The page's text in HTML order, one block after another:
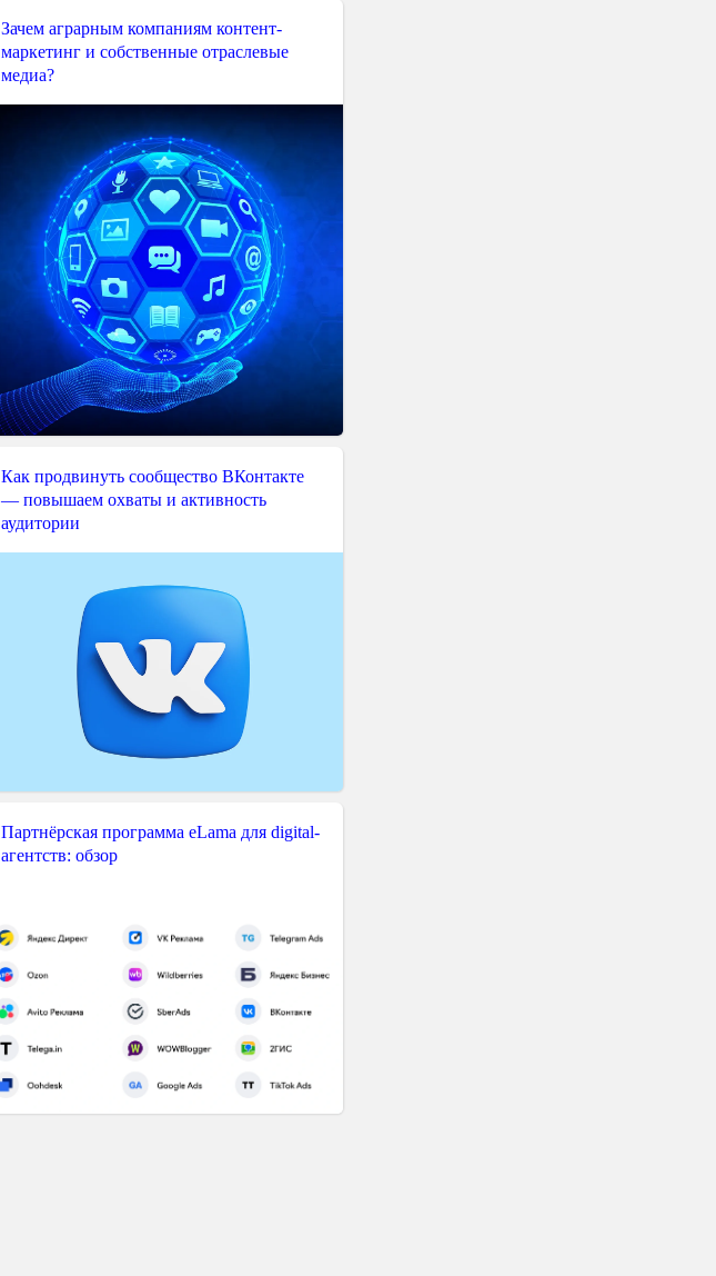
Зачем аграрным компаниям контент-
маркетинг и собственные отраслевые
медиа?
Как продвинуть сообщество ВКонтакте
— повышаем охваты и активность
аудитории
Партнёрская программа eLama для digital-
агентств: обзор